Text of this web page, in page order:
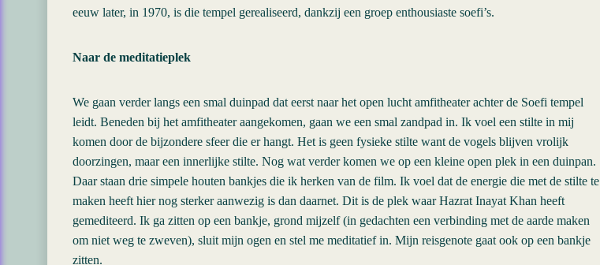
eeuw later, in 1970, is die tempel gerealiseerd, dankzij een groep enthousiaste soefi’s.
Naar de meditatieplek
We gaan verder langs een smal duinpad dat eerst naar het open lucht amfitheater achter de Soefi tempel
leidt. Beneden bij het amfitheater aangekomen, gaan we een smal zandpad in. Ik voel een stilte in mij
komen door de bijzondere sfeer die er hangt. Het is geen fysieke stilte want de vogels blijven vrolijk
doorzingen, maar een innerlijke stilte. Nog wat verder komen we op een kleine open plek in een duinpan.
Daar staan drie simpele houten bankjes die ik herken van de film. Ik voel dat de energie die met de stilte te
maken heeft hier nog sterker aanwezig is dan daarnet. Dit is de plek waar Hazrat Inayat Khan heeft
gemediteerd. Ik ga zitten op een bankje, grond mijzelf (in gedachten een verbinding met de aarde maken
om niet weg te zweven), sluit mijn ogen en stel me meditatief in. Mijn reisgenote gaat ook op een bankje
zitten.